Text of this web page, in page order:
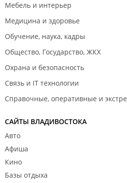
Мебель и интерьер
Медицина и здоровье
Обучение, наука, кадры
Общество, Государство, ЖКХ
Охрана и безопасность
Связь и IT технологии
Справочные, оперативные и
САЙТЫ ВЛАДИВОСТОКА
Авто
Афиша
Кино
Базы отдыха